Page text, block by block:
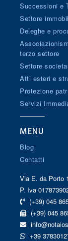
Successioni e
Settore
Deleghe e
terzo settore
Settore
Atti esteri e
Protezione
Servizi
MENU
Blog
Contatti
Via E. da Porto
P. Iva
(+39) 045
(+39) 045
+39